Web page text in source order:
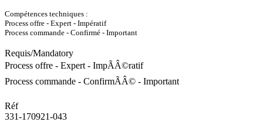
Compétences techniques :
Process offre - Expert - Impératif
Process commande - Confirmé - Important
Requis/Mandatory
Process offre - Expert - ImpÃÂ©ratif
Process commande - ConfirmÃÂ© - Important
Réf
331-170921-043